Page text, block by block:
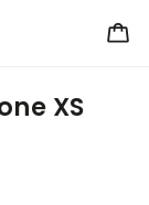
XS